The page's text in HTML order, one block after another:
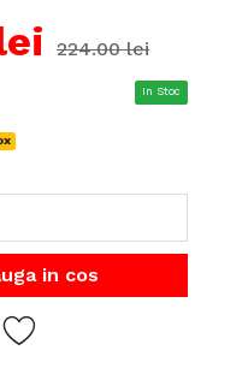
224.00 lei
In Stoc
in cos